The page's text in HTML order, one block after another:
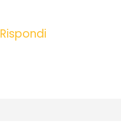
Rispondi